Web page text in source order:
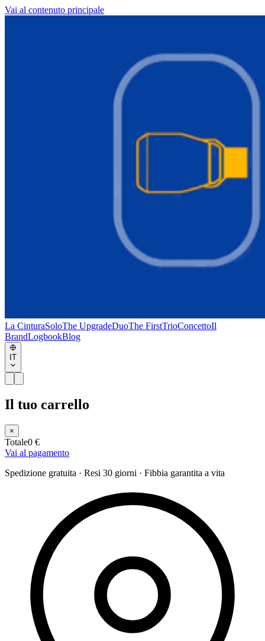
Vai al contenuto principale
La CinturaSoloThe UpgradeDuoThe FirstTrioConcettoIl
BrandLogbookBlog
IT
Il tuo carrello
×
Totale0 €
Vai al pagamento
Spedizione gratuita · Resi 30 giorni · Fibbia garantita a vita